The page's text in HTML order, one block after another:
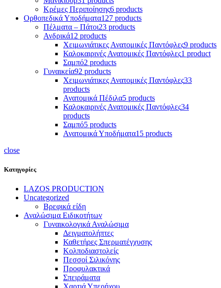
Κρέμες Περιποίησης6 products
Ορθοπεδικά Υποδήματα127 products
Πέλματα – Πάτοι23 products
Ανδρικά12 products
Χειμωνιάτικες Ανατομικές Παντόφλες9 products
Καλοκαιρινές Ανατομικές Παντόφλες1 product
Σαμπό2 products
Γυναικεία92 products
Χειμωνιάτικες Ανατομικές Παντόφλες33
products
Ανατομικά Πέδιλα5 products
Καλοκαιρινές Ανατομικές Παντόφλες34
products
Σαμπό5 products
Ανατομικά Υποδήματα15 products
close
Κατηγορίες
LAZOS PRODUCTION
Uncategorized
Βρεφικά είδη
Αναλώσιμα Ειδικοτήτων
Γυναικολογικά Αναλώσιμα
Δειγματολήπτες
Καθετήρες Σπερματέγχυσης
Κολποδιαστολείς
Πεσσοί Σιλικόνης
Προφυλακτικά
Σπειράματα
Χαρτιά Υπερήχου